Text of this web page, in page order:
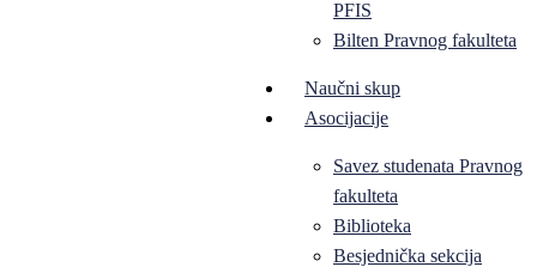
PFIS
Bilten Pravnog fakulteta
Naučni skup
Asocijacije
Savez studenata Pravnog
fakulteta
Biblioteka
Besjednička sekcija